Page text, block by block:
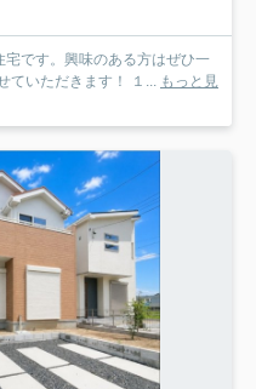
です。興味のある方はぜひ一
ていただきます！ １... もっと見